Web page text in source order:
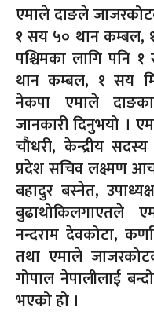
एमाले दाङले
१ सय ५० थान कम्बल,
पश्चिमका लागि पनि
थान कम्बल, १ सय
नेकपा एमाले
जानकारी दिनुभयो ।
चौधरी, केन्द्रीय
प्रदेश सचिव लक्ष्मण
बहादुर बस्नेत,
बुढाथोकिलगाएतले
नन्दराम देवकोटा,
तथा एमाले
गोपाल नेपालीलाई
भएको हो ।